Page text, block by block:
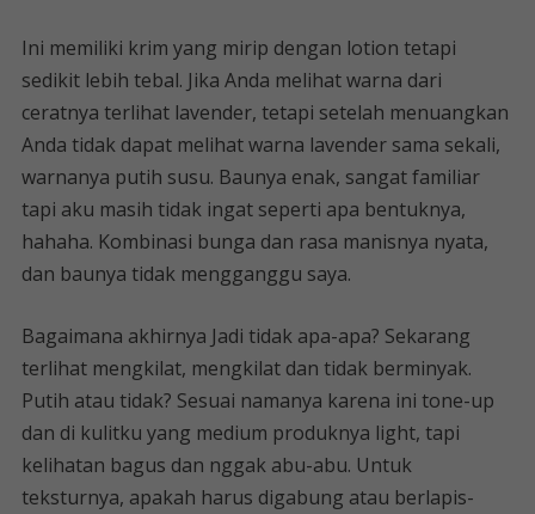
Ini memiliki krim yang mirip dengan lotion tetapi
sedikit lebih tebal. Jika Anda melihat warna dari
ceratnya terlihat lavender, tetapi setelah menuangkan
Anda tidak dapat melihat warna lavender sama sekali,
warnanya putih susu. Baunya enak, sangat familiar
tapi aku masih tidak ingat seperti apa bentuknya,
hahaha. Kombinasi bunga dan rasa manisnya nyata,
dan baunya tidak mengganggu saya.
Bagaimana akhirnya Jadi tidak apa-apa? Sekarang
terlihat mengkilat, mengkilat dan tidak berminyak.
Putih atau tidak? Sesuai namanya karena ini tone-up
dan di kulitku yang medium produknya light, tapi
kelihatan bagus dan nggak abu-abu. Untuk
teksturnya, apakah harus digabung atau berlapis-